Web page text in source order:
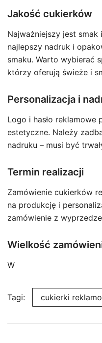
Jakość cukierków
Najważniejszy jest smak
najlepszy nadruk i
smaku. Warto wybierać
którzy oferują świeże i
Personalizacja i
Logo i hasło reklamowe
estetyczne. Należy
nadruku – musi być
Termin realizacji
Zamówienie cukierków
na produkcję i
zamówienie z
Wielkość
W
Tagi: cukierki